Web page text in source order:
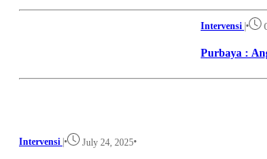
Intervensi •
Purbaya :
Intervensi • July 24, 2025•